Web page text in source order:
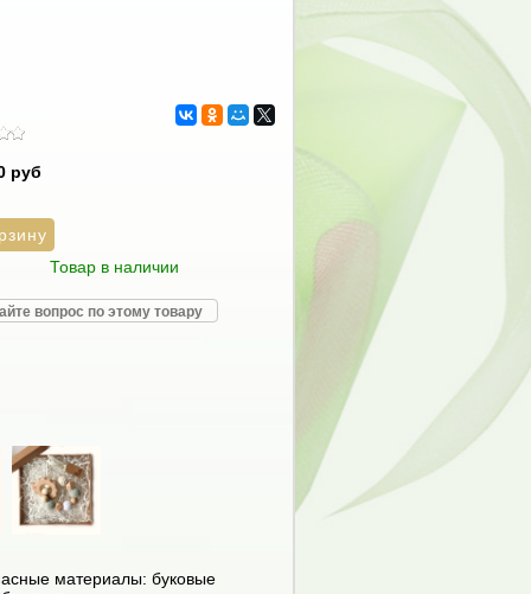
руб
Товар в наличии
вопрос по этому товару
материалы: буковые